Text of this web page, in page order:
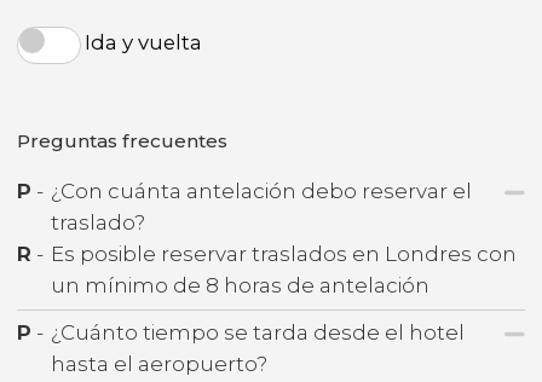
Ida y vuelta
Preguntas frecuentes
P - ¿Con cuánta antelación debo reservar el
traslado?
R - Es posible reservar traslados en Londres con
un mínimo de 8 horas de antelación
P - ¿Cuánto tiempo se tarda desde el hotel
hasta el aeropuerto?